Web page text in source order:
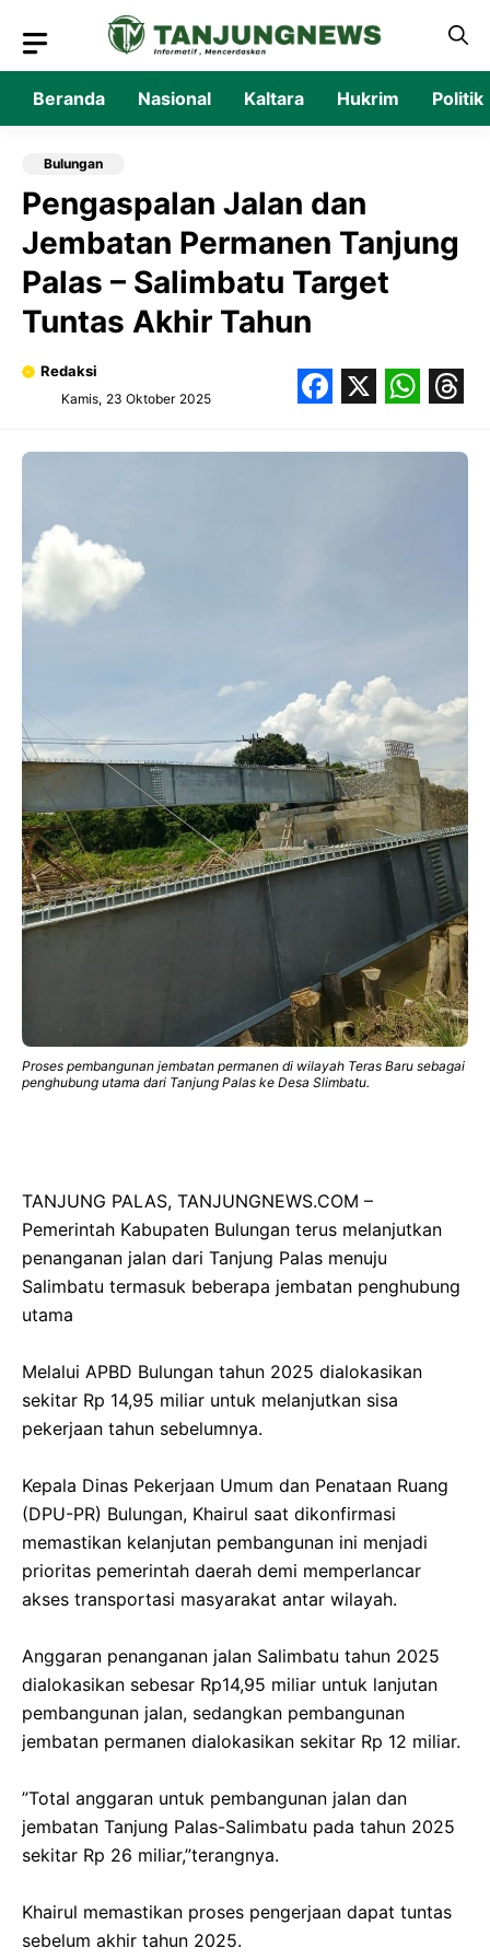
isi
Beranda Nasional Kaltara Hukrim Politik
Bulungan
Pengaspalan Jalan dan
Jembatan Permanen Tanjung
Palas – Salimbatu Target
Tuntas Akhir Tahun‎
Redaksi
Kamis, 23 Oktober 2025
Proses pembangunan jembatan permanen di wilayah Teras Baru sebagai
penghubung utama dari Tanjung Palas ke Desa Slimbatu.
TANJUNG PALAS, TANJUNGNEWS.COM –
Pemerintah Kabupaten Bulungan terus melanjutkan
penanganan jalan dari Tanjung Palas menuju
Salimbatu termasuk beberapa jembatan penghubung
utama
‎Melalui APBD Bulungan tahun 2025 dialokasikan
sekitar Rp 14,95 miliar untuk melanjutkan sisa
pekerjaan tahun sebelumnya.
‎Kepala Dinas Pekerjaan Umum dan Penataan Ruang
(DPU-PR) Bulungan, Khairul saat dikonfirmasi
memastikan kelanjutan pembangunan ini menjadi
prioritas pemerintah daerah demi memperlancar
akses transportasi masyarakat antar wilayah.
‎Anggaran penanganan jalan Salimbatu tahun 2025
dialokasikan sebesar Rp14,95 miliar untuk lanjutan
pembangunan jalan, sedangkan pembangunan
jembatan permanen dialokasikan sekitar Rp 12 miliar.
‎”Total anggaran untuk pembangunan jalan dan
jembatan Tanjung Palas-Salimbatu pada tahun 2025
sekitar Rp 26 miliar,”terangnya.
‎Khairul memastikan proses pengerjaan dapat tuntas
sebelum akhir tahun 2025.